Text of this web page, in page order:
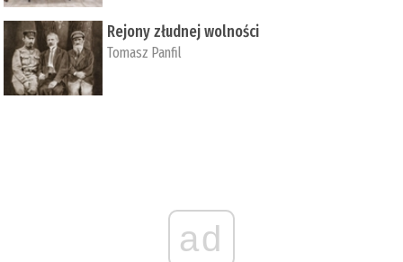
Rejony złudnej wolności
Tomasz Panfil
ad